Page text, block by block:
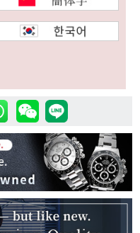
アンティーク品
SALE
絞り込む
ら
ド
ィについて